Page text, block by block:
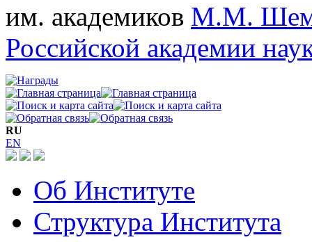
им. академиков М.М.
Российской академии
RU
EN
Об Институте
Структура Института